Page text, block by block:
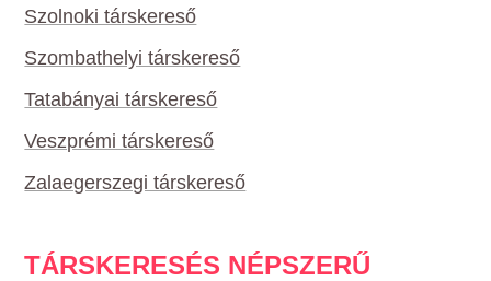
Szolnoki társkereső
Szombathelyi társkereső
Tatabányai társkereső
Veszprémi társkereső
Zalaegerszegi társkereső
TÁRSKERESÉS NÉPSZERŰ